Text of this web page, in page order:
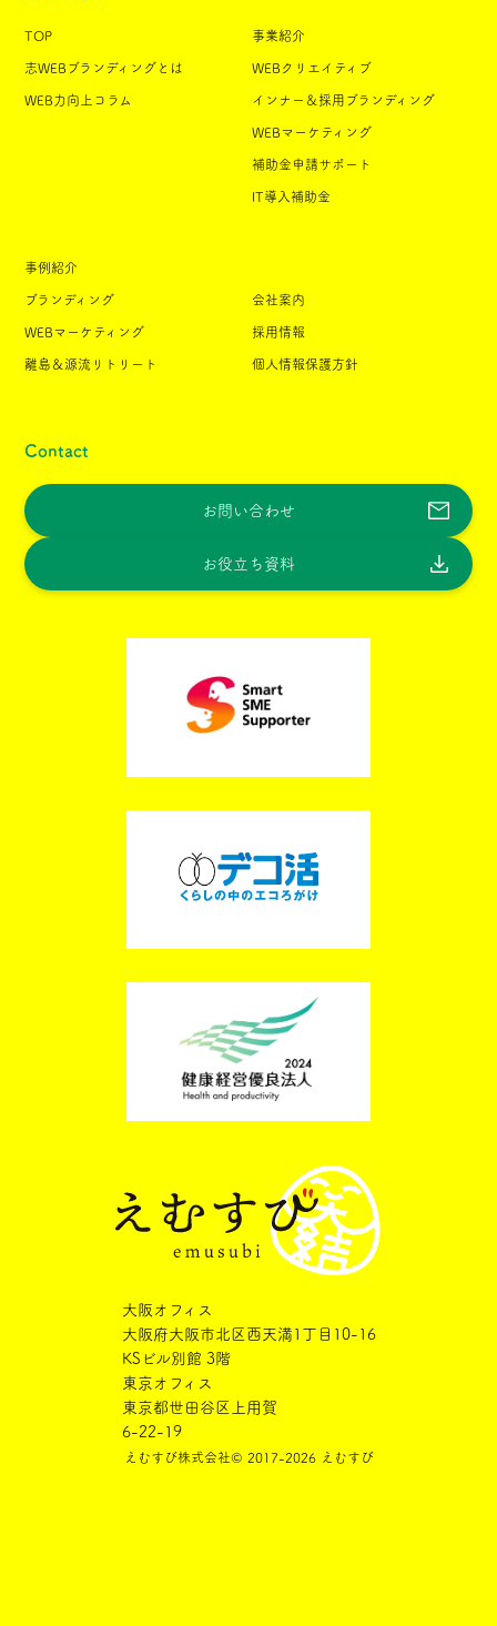
TOP
志WEBブランディングとは
WEB力向上コラム
事業紹介
WEBクリエイティブ
インナー＆採用ブランディング
WEBマーケティング
補助金申請サポート
IT導入補助金
事例紹介
ブランディング
WEBマーケティング
離島＆源流リトリート
会社案内
採用情報
個人情報保護方針
Contact
お問い合わせ
お役立ち資料
大阪オフィス
大阪府大阪市北区西天満1丁目10-16
KSビル別館 3階
東京オフィス
東京都世田谷区上用賀
6-22-19
えむすび株式会社© 2017-2026 えむすび